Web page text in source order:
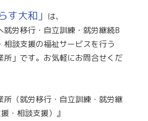
す大和」 は、
就労移行・自立訓練・就労継続B
相談支援の福祉サービスを行う
所」です。お気軽にお問合せくだ
所（就労移行・自立訓練・就労継
・相談支援）』